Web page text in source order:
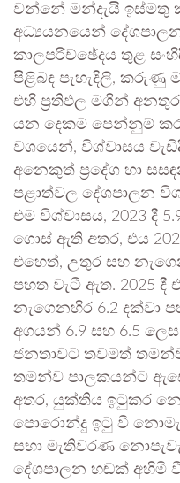
වන්නේ මන්දැයි ඉස්මතු
අධ්‍යයනයෙන්
කාලපරිච්ඡේදය තුළ
පිළිබඳ පැහැදිලි, කරුණු
එහි ප්‍රතිඵල මගින්
යන දෙකම පෙන්නුම්
වශයෙන්, විශ්වාසය
අනෙකුත් ප්‍රදේශ හා
පළාත්වල දේශපාලන
එම විශ්වාසය, 2023 දී
ගොස් ඇති අතර, එය
එහෙත්, උතුර සහ
පහත වැටී ඇත. 2025 දී
නැගෙනහිර 6.2 දක්වා
අගයන් 6.9 සහ 6.5
ජනතාවට තවමත්
තමන්ව පාලකයන්ට
අතර, යුක්තිය ඉටුකර
පොරොන්දු ඉටු වී
සභා මැතිවරණ
දේශපාලන හඬක් අහිමි